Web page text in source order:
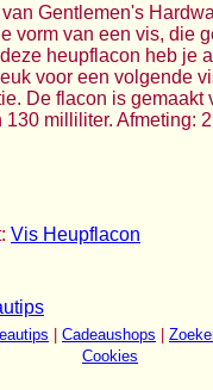
Gentlemen's
vorm van een vis, die
heupflacon heb je
voor een volgende
De flacon is gemaakt
milliliter. Afmeting:
Vis Heupflacon
Cadeaushops
Cookies